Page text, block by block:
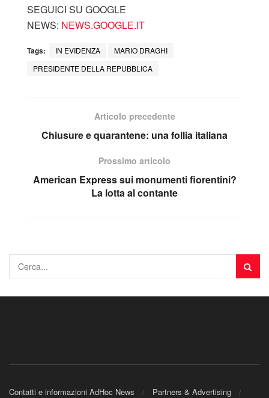
SEGUICI SU GOOGLE
NEWS: NEWS.GOOGLE.IT
Tags: IN EVIDENZA
MARIO DRAGHI
PRESIDENTE DELLA REPUBBLICA
Articolo precedente
Chiusure e quarantene: una follia italiana
Prossimo articolo
American Express sui monumenti fiorentini?
La lotta al contante
Contatti e informazioni AdHoc News Partners & Advertising